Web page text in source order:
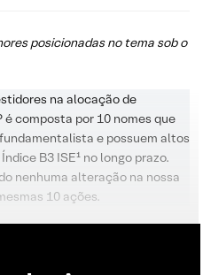
posicionadas no tema sob o
na alocação de
é composta por 10 nomes que
e possuem altos
B3 ISE¹ no longo prazo.
nenhuma alteração na nossa
10 ações.